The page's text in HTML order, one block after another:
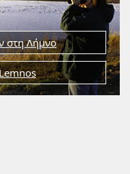
στη Λήμνο